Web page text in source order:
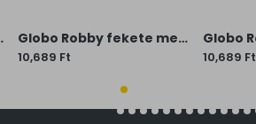
1 izzós IP20 Globo Robby fekete mennyezeti spotlámpa (GLO-57910-2B) GU10 2 izzós IP20
10,689 Ft 10,689 Ft